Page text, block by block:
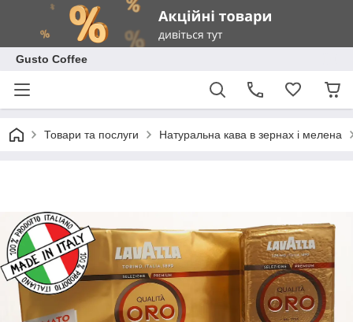
Gusto Coffee
Товари та послуги Натуральна кава в зернах і мелена